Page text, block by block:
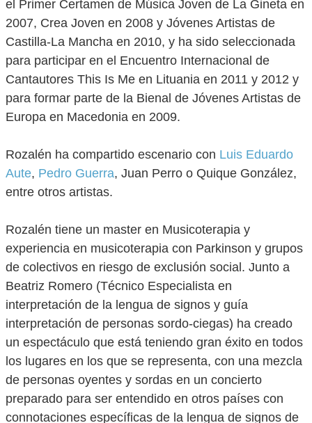
el Primer Certamen de Música Joven de La Gineta en
2007, Crea Joven en 2008 y Jóvenes Artistas de
Castilla-La Mancha en 2010, y ha sido seleccionada
para participar en el Encuentro Internacional de
Cantautores This Is Me en Lituania en 2011 y 2012 y
para formar parte de la Bienal de Jóvenes Artistas de
Europa en Macedonia en 2009.
Rozalén ha compartido escenario con Luis Eduardo
Aute, Pedro Guerra, Juan Perro o Quique González,
entre otros artistas.
Rozalén tiene un master en Musicoterapia y
experiencia en musicoterapia con Parkinson y grupos
de colectivos en riesgo de exclusión social. Junto a
Beatriz Romero (Técnico Especialista en
interpretación de la lengua de signos y guía
interpretación de personas sordo-ciegas) ha creado
un espectáculo que está teniendo gran éxito en todos
los lugares en los que se representa, con una mezcla
de personas oyentes y sordas en un concierto
preparado para ser entendido en otros países con
connotaciones específicas de la lengua de signos de